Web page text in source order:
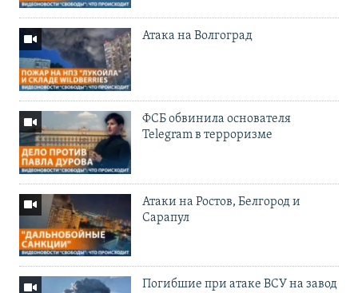
Атака на Волгоград
ФСБ обвинила основателя
Telegram в терроризме
Атаки на Ростов, Белгород и
Сарапул
Погибшие при атаке ВСУ на завод